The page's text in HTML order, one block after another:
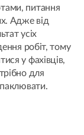
питання
Адже від
усіх
робіт, тому
у фахівців,
для